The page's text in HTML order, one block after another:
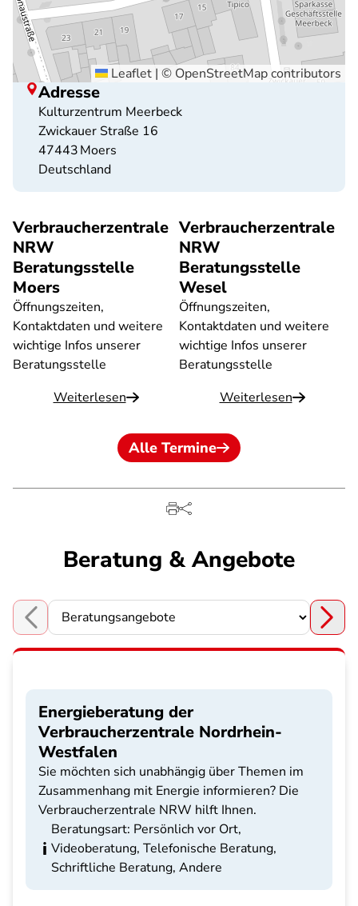
Leaflet | © OpenStreetMapcontributors
Adresse
Kulturzentrum Meerbeck
Zwickauer Straße 16
47443Moers
Deutschland
Verbraucherzentrale
NRW
Beratungsstelle
Moers
Öffnungszeiten,
Kontaktdaten und weitere
wichtige Infos unserer
Beratungsstelle
Weiterlesen
Verbraucherzentrale
NRW
Beratungsstelle
Wesel
Öffnungszeiten,
Kontaktdaten und weitere
wichtige Infos unserer
Beratungsstelle
Weiterlesen
Alle Termine
Beratung & Angebote
Choose a section
Energieberatung der
Verbraucherzentrale Nordrhein-
Westfalen
Sie möchten sich unabhängig über Themen im
Zusammenhang mit Energie informieren? Die
Verbraucherzentrale NRW hilft Ihnen.
Beratungsart: Persönlich vor Ort,
Videoberatung, Telefonische Beratung,
Schriftliche Beratung, Andere